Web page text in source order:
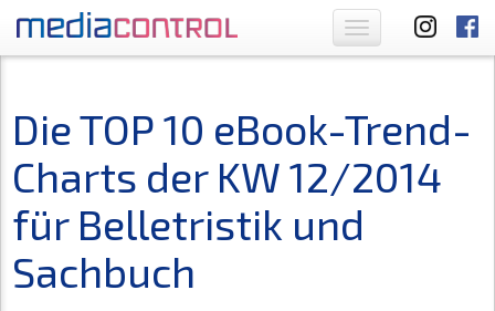
Toggle
navigation
Die TOP 10 eBook-Trend-
Charts der KW 12/2014
für Belletristik und
Sachbuch